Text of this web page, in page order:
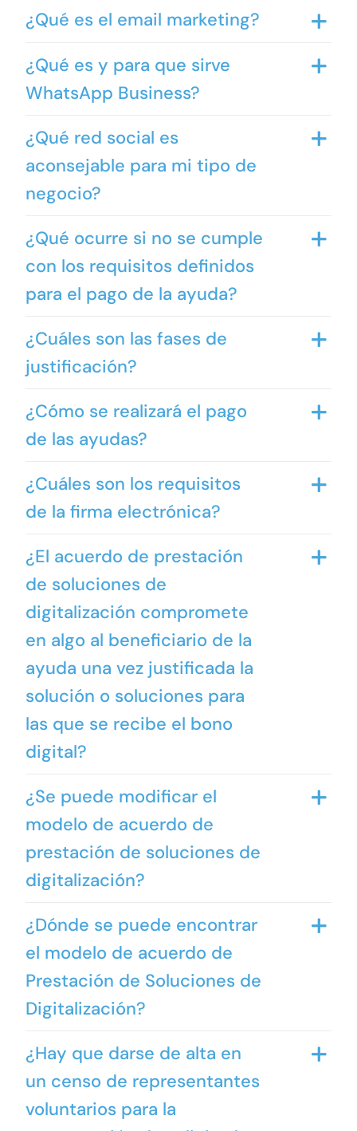
¿Qué es el email marketing?
¿Qué es y para que sirve
WhatsApp Business?
¿Qué red social es
aconsejable para mi tipo de
negocio?
¿Qué ocurre si no se cumple
con los requisitos definidos
para el pago de la ayuda?
¿Cuáles son las fases de
justificación?
¿Cómo se realizará el pago
de las ayudas?
¿Cuáles son los requisitos
de la firma electrónica?
¿El acuerdo de prestación
de soluciones de
digitalización compromete
en algo al beneficiario de la
ayuda una vez justificada la
solución o soluciones para
las que se recibe el bono
digital?
¿Se puede modificar el
modelo de acuerdo de
prestación de soluciones de
digitalización?
¿Dónde se puede encontrar
el modelo de acuerdo de
Prestación de Soluciones de
Digitalización?
¿Hay que darse de alta en
un censo de representantes
voluntarios para la